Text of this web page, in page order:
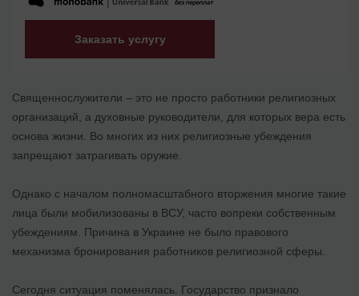
Заказать услугу
Священнослужители – это не просто работники религиозных
организаций, а духовные руководители, для которых вера есть
основа жизни. Во многих из них религиозные убеждения
запрещают затрагивать оружие.
Однако с началом полномасштабного вторжения многие такие
лица были мобилизованы в ВСУ, часто вопреки собственным
убеждениям. Причина в Украине не было правового
механизма бронирования работников религиозной сферы.
Сегодня ситуация поменялась. Государство признало